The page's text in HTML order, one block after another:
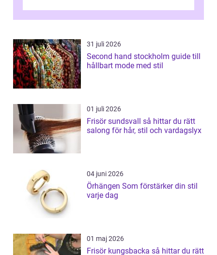
31 juli 2026
Second hand stockholm guide till
hållbart mode med stil
01 juli 2026
Frisör sundsvall så hittar du rätt
salong för hår, stil och vardagslyx
04 juni 2026
Örhängen Som förstärker din stil
varje dag
01 maj 2026
Frisör kungsbacka så hittar du rätt